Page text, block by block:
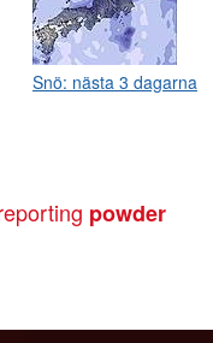
Snö: nästa 3 dagarna
powder